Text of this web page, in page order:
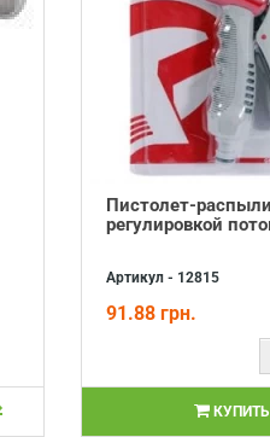
Пистолет-
регулировкой
Артикул - 12815
91.88 грн.
КУПИТЬ